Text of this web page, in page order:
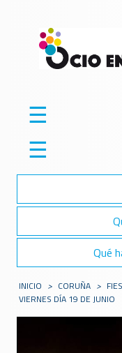
☰
☰
Qué
INICIO > CORUÑA >
VIERNES DÍA 19 DE JUNIO